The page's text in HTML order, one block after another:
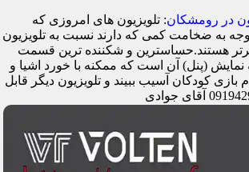
در رومشکان: تلویزیون های امروزی که
توجه به ضخامت کمی که دارند نسبت به تلویزیون
هستند.حساسترین و شکننده ترین قسمت
(پنل) آن است که ممکنه با خورد اشیا و
کودکان آسیب ببیند و تلویزیون دیگر قابل